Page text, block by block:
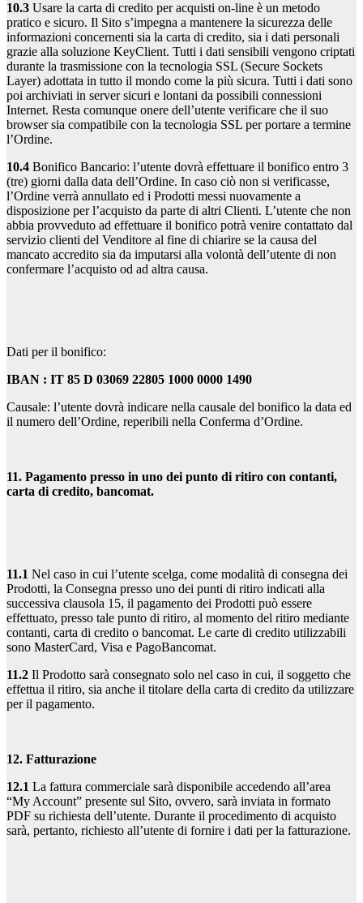
10.3 Usare la carta di credito per acquisti on-line è un metodo
pratico e sicuro. Il Sito s’impegna a mantenere la sicurezza delle
informazioni concernenti sia la carta di credito, sia i dati personali
grazie alla soluzione KeyClient. Tutti i dati sensibili vengono criptati
durante la trasmissione con la tecnologia SSL (Secure Sockets
Layer) adottata in tutto il mondo come la più sicura. Tutti i dati sono
poi archiviati in server sicuri e lontani da possibili connessioni
Internet. Resta comunque onere dell’utente verificare che il suo
browser sia compatibile con la tecnologia SSL per portare a termine
l’Ordine.
10.4 Bonifico Bancario: l’utente dovrà effettuare il bonifico entro 3
(tre) giorni dalla data dell’Ordine. In caso ciò non si verificasse,
l’Ordine verrà annullato ed i Prodotti messi nuovamente a
disposizione per l’acquisto da parte di altri Clienti. L’utente che non
abbia provveduto ad effettuare il bonifico potrà venire contattato dal
servizio clienti del Venditore al fine di chiarire se la causa del
mancato accredito sia da imputarsi alla volontà dell’utente di non
confermare l’acquisto od ad altra causa.
Dati per il bonifico:
IBAN : IT 85 D 03069 22805 1000 0000 1490
Causale: l’utente dovrà indicare nella causale del bonifico la data ed
il numero dell’Ordine, reperibili nella Conferma d’Ordine.
11. Pagamento presso in uno dei punto di ritiro con contanti,
carta di credito, bancomat.
11.1 Nel caso in cui l’utente scelga, come modalità di consegna dei
Prodotti, la Consegna presso uno dei punti di ritiro indicati alla
successiva clausola 15, il pagamento dei Prodotti può essere
effettuato, presso tale punto di ritiro, al momento del ritiro mediante
contanti, carta di credito o bancomat. Le carte di credito utilizzabili
sono MasterCard, Visa e PagoBancomat.
11.2 Il Prodotto sarà consegnato solo nel caso in cui, il soggetto che
effettua il ritiro, sia anche il titolare della carta di credito da utilizzare
per il pagamento.
12. Fatturazione
12.1 La fattura commerciale sarà disponibile accedendo all’area
“My Account” presente sul Sito, ovvero, sarà inviata in formato
PDF su richiesta dell’utente. Durante il procedimento di acquisto
sarà, pertanto, richiesto all’utente di fornire i dati per la fatturazione.